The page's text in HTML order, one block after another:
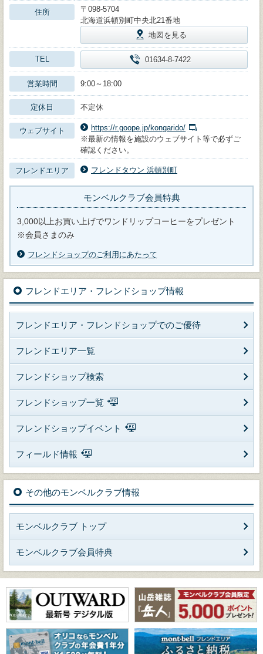
住所
〒098-5704
北海道浜頓別町中央北21番地
地図を見る
TEL 01634-8-7422
営業時間 9:00～18:00
定休日 不定休
ウェブサイト
https://r.goope.jp/kongarido/
※最新の情報を施設のウェブサイト等で必ずご
確認ください。
フレンドエリア フレンドタウン 浜頓別町
モンベルクラブ会員特典
3,000以上お買い上げでワンドリップコーヒーをプレゼント
※会員さまのみ
フレンドショップのご利用にあたって
フレンドエリア・フレンドショップ情報
フレンドエリア・フレンドショップでのご優待
フレンドエリア一覧
フレンドショップ検索
フレンドショップ一覧
フレンドショップイベント
フィールド情報
その他のモンベルクラブ情報
モンベルクラブ トップ
モンベルクラブ会員特典